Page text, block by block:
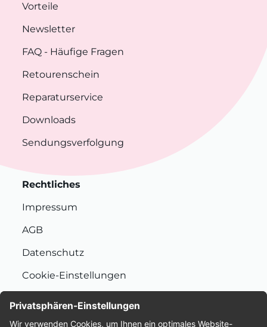
Vorteile
Newsletter
FAQ - Häufige Fragen
Retourenschein
Reparaturservice
Downloads
Sendungsverfolgung
Rechtliches
Impressum
AGB
Datenschutz
Cookie-Einstellungen